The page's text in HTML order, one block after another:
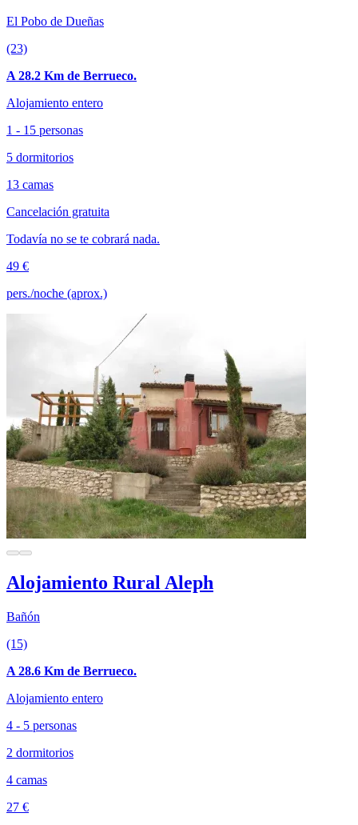
El Pobo de Dueñas
(23)
A 28.2 Km de Berrueco.
Alojamiento entero
1 - 15 personas
5 dormitorios
13 camas
Cancelación gratuita
Todavía no se te cobrará nada.
49 €
pers./noche (aprox.)
Alojamiento Rural Aleph
Bañón
(15)
A 28.6 Km de Berrueco.
Alojamiento entero
4 - 5 personas
2 dormitorios
4 camas
27 €